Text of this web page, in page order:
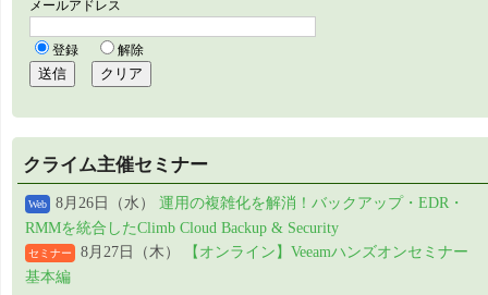
クライム主催セミナー
Web 8月26日（水） 運用の複雑化を解消！バックアップ・EDR・
RMMを統合したClimb Cloud Backup & Security
セミナー 8月27日（木）
【オンライン】Veeamハンズオンセミナー
基本編